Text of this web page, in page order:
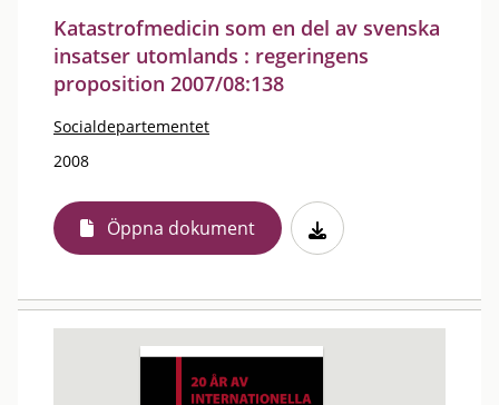
Katastrofmedicin som en del av svenska
insatser utomlands : regeringens
proposition 2007/08:138
Socialdepartementet
2008
Öppna dokument